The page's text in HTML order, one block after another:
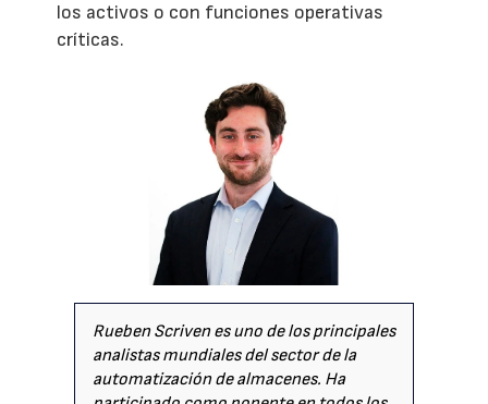
los activos o con funciones operativas
críticas.
Rueben Scriven es uno de los principales
analistas mundiales del sector de la
automatización de almacenes. Ha